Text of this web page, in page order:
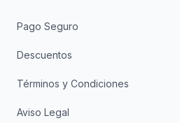
Pago Seguro
Descuentos
Términos y Condiciones
Aviso Legal